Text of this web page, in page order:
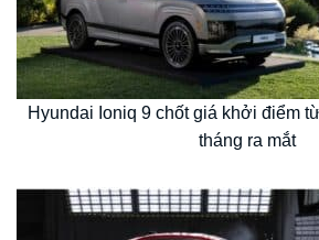
Hyundai Ioniq 9 chốt giá khởi điểm
tháng ra mắt